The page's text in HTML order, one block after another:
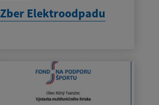
Zber Elektroodpadu